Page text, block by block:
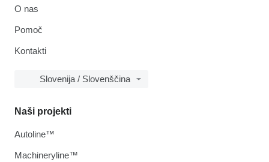
O nas
Pomoč
Kontakti
Slovenija / Slovenščina
Naši projekti
Autoline™
Machineryline™